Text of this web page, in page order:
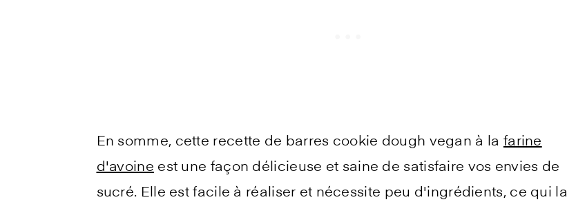
En somme, cette recette de barres cookie dough vegan à la farine
d'avoine est une façon délicieuse et saine de satisfaire vos envies de
sucré. Elle est facile à réaliser et nécessite peu d'ingrédients, ce qui la